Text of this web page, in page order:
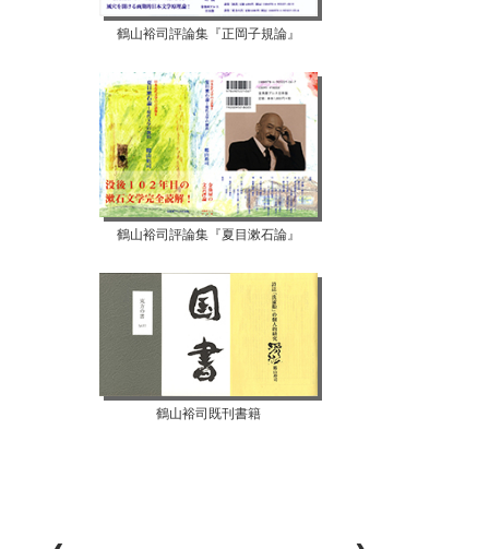
鶴山裕司評論集『正岡子規論』
鶴山裕司評論集『夏目漱石論』
鶴山裕司既刊書籍